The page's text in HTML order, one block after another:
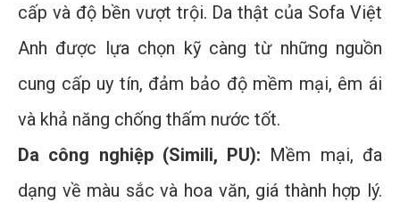
cấp và độ bền vượt trội. Da thật của Sofa Việt
Anh được lựa chọn kỹ càng từ những nguồn
cung cấp uy tín, đảm bảo độ mềm mại, êm ái
và khả năng chống thấm nước tốt.
Da công nghiệp (Simili, PU): Mềm mại, đa
dạng về màu sắc và hoa văn, giá thành hợp lý.